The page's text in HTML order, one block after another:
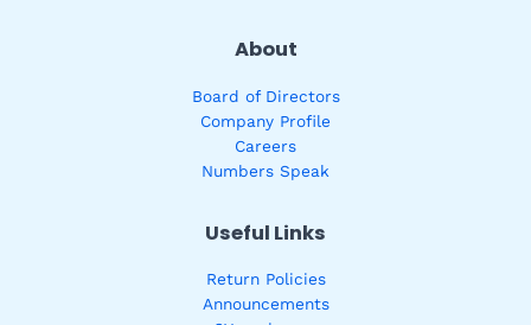
About
Board of Directors
Company Profile
Careers
Numbers Speak
Useful Links
Return Policies
Announcements